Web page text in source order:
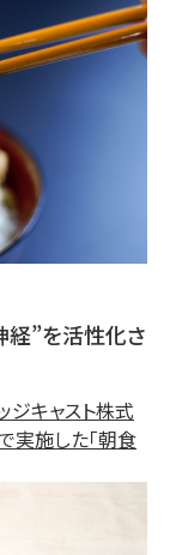
”を活性化さ
ジキャスト株式
実施した「朝食